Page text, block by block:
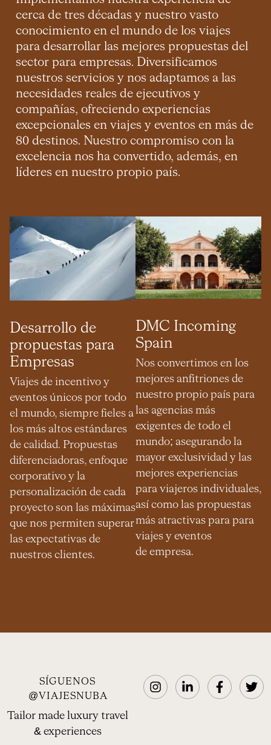
cerca de tres décadas y nuestro vasto
conocimiento en el mundo de los viajes
para desarrollar las mejores propuestas del
sector para empresas. Diversificamos
nuestros servicios y nos adaptamos a las
necesidades reales de ejecutivos y
compañías, ofreciendo experiencias
excepcionales en viajes y eventos en más de
80 destinos. Nuestro compromiso con la
excelencia nos ha convertido, además, en
líderes en nuestro propio país.
Desarrollo de
propuestas para
Empresas
Viajes de incentivo y
eventos únicos por todo
el mundo, siempre fieles a
los más altos estándares
de calidad. Propuestas
diferenciadoras, enfoque
corporativo y la
personalización de cada
proyecto son las máximas
que nos permiten superar
las expectativas de
nuestros clientes.
DMC Incoming
Spain
Nos convertimos en los
mejores anfitriones de
nuestro propio país para
las agencias más
exigentes de todo el
mundo; asegurando la
mayor exclusividad y las
mejores experiencias
para viajeros individuales,
así como las propuestas
más atractivas para para
viajes y eventos
de empresa.
SÍGUENOS
@VIAJESNUBA
Tailor made luxury travel
& experiences